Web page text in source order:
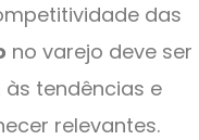
das
no varejo deve ser
tendências e
relevantes.